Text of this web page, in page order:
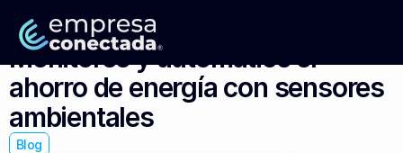
Monitoree y automatice el
ahorro de energía con sensores
ambientales
Blog